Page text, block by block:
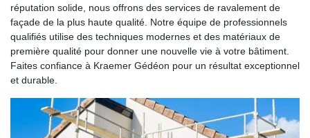
réputation solide, nous offrons des services de ravalement de
façade de la plus haute qualité. Notre équipe de professionnels
qualifiés utilise des techniques modernes et des matériaux de
première qualité pour donner une nouvelle vie à votre bâtiment.
Faites confiance à Kraemer Gédéon pour un résultat exceptionnel
et durable.